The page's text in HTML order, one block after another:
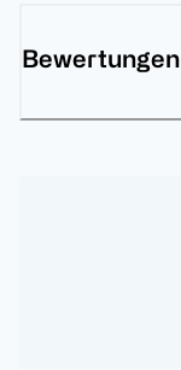
Bewertungen